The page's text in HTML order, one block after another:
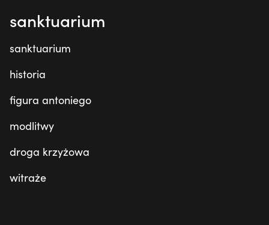
sanktuarium
sanktuarium
historia
figura antoniego
modlitwy
droga krzyżowa
witraże